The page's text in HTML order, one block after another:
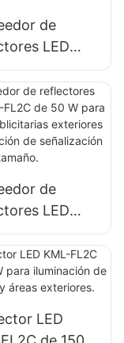
de
LED
de 100
fachadas
e
de
de
de
LED
de 50 W
e
de
de
LED